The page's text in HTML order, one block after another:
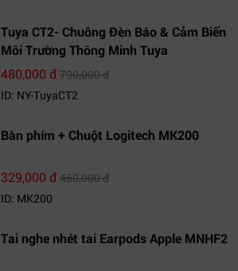
Tuya CT2- Chuông Đèn Báo & Cảm Biến
Môi Trường Thông Minh Tuya
480,000 đ790,000 đ
ID: NY-TuyaCT2
Bàn phím + Chuột Logitech MK200
329,000 đ450,000 đ
ID: MK200
Tai nghe nhét tai Earpods Apple MNHF2